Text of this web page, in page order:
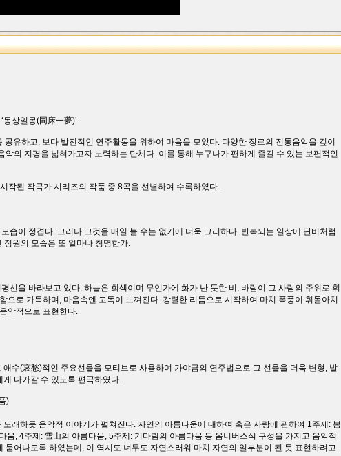
상일몽(同床一夢)’
유하고, 보다 발전적인 연주활동을 위하여 마음을 모았다. 다양한 장르의 전통음악을 깊이
의 지평을 넓혀가고자 노력하는 단체다. 이를 통해 누구나가 편하게 즐길 수 있는 보편적인
작된 작곡가 시리즈의 작품 중 8곡을 선별하여 수록하였다.
습이 정겹다. 그러나 그것을 매일 볼 수는 없기에 더욱 그러하다. 반복되는 일상에 단비처럼
원의 모습은 또 얼마나 청명한가.
선을 바라보고 있다. 하늘은 회색이며 무언가에 화가 난 듯한 비, 바람이 그 사람의 주위로 휘
로 가득하며, 마음속엔 고독이 느껴진다. 강렬한 리듬으로 시작하여 마치 폭풍이 휘몰아치
악적으로 표현한다.
수(哀愁)적인 주요선율을 모티브로 사용하여 가야금의 연주법으로 그 선율을 더욱 변형, 발
다가갈 수 있도록 편곡하였다.
)
래하듯 음악적 이야기가 펼쳐진다. 자연의 아름다움에 대하여 혹은 사랑에 관하여 1주제: 봄
, 4주제: 雪山의 아름다움, 5주제: 기다림의 아름다움 등 옴니버스식 구성을 가지고 음악적
어나도록 하였는데, 이 역시도 너무도 자연스러워 마치 자연의 일부분이 된 듯 표현하려고